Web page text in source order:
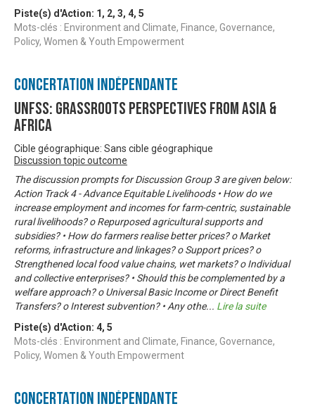
Piste(s) d'Action: 1 , 2, 3, 4, 5
Mots-clés : Environment and Climate, Finance, Governance,
Policy, Women & Youth Empowerment
Concertation Indépendante
UNFSS: Grassroots Perspectives from Asia &
Africa
Cible géographique: Sans cible géographique
Discussion topic outcome
The discussion prompts for Discussion Group 3 are given below:
Action Track 4 - Advance Equitable Livelihoods • How do we
increase employment and incomes for farm-centric, sustainable
rural livelihoods? o Repurposed agricultural supports and
subsidies? • How do farmers realise better prices? o Market
reforms, infrastructure and linkages? o Support prices? o
Strengthened local food value chains, wet markets? o Individual
and collective enterprises? • Should this be complemented by a
welfare approach? o Universal Basic Income or Direct Benefit
Transfers? o Interest subvention? • Any othe... Lire la suite
Piste(s) d'Action: 4, 5
Mots-clés : Environment and Climate, Finance, Governance,
Policy, Women & Youth Empowerment
Concertation Indépendante